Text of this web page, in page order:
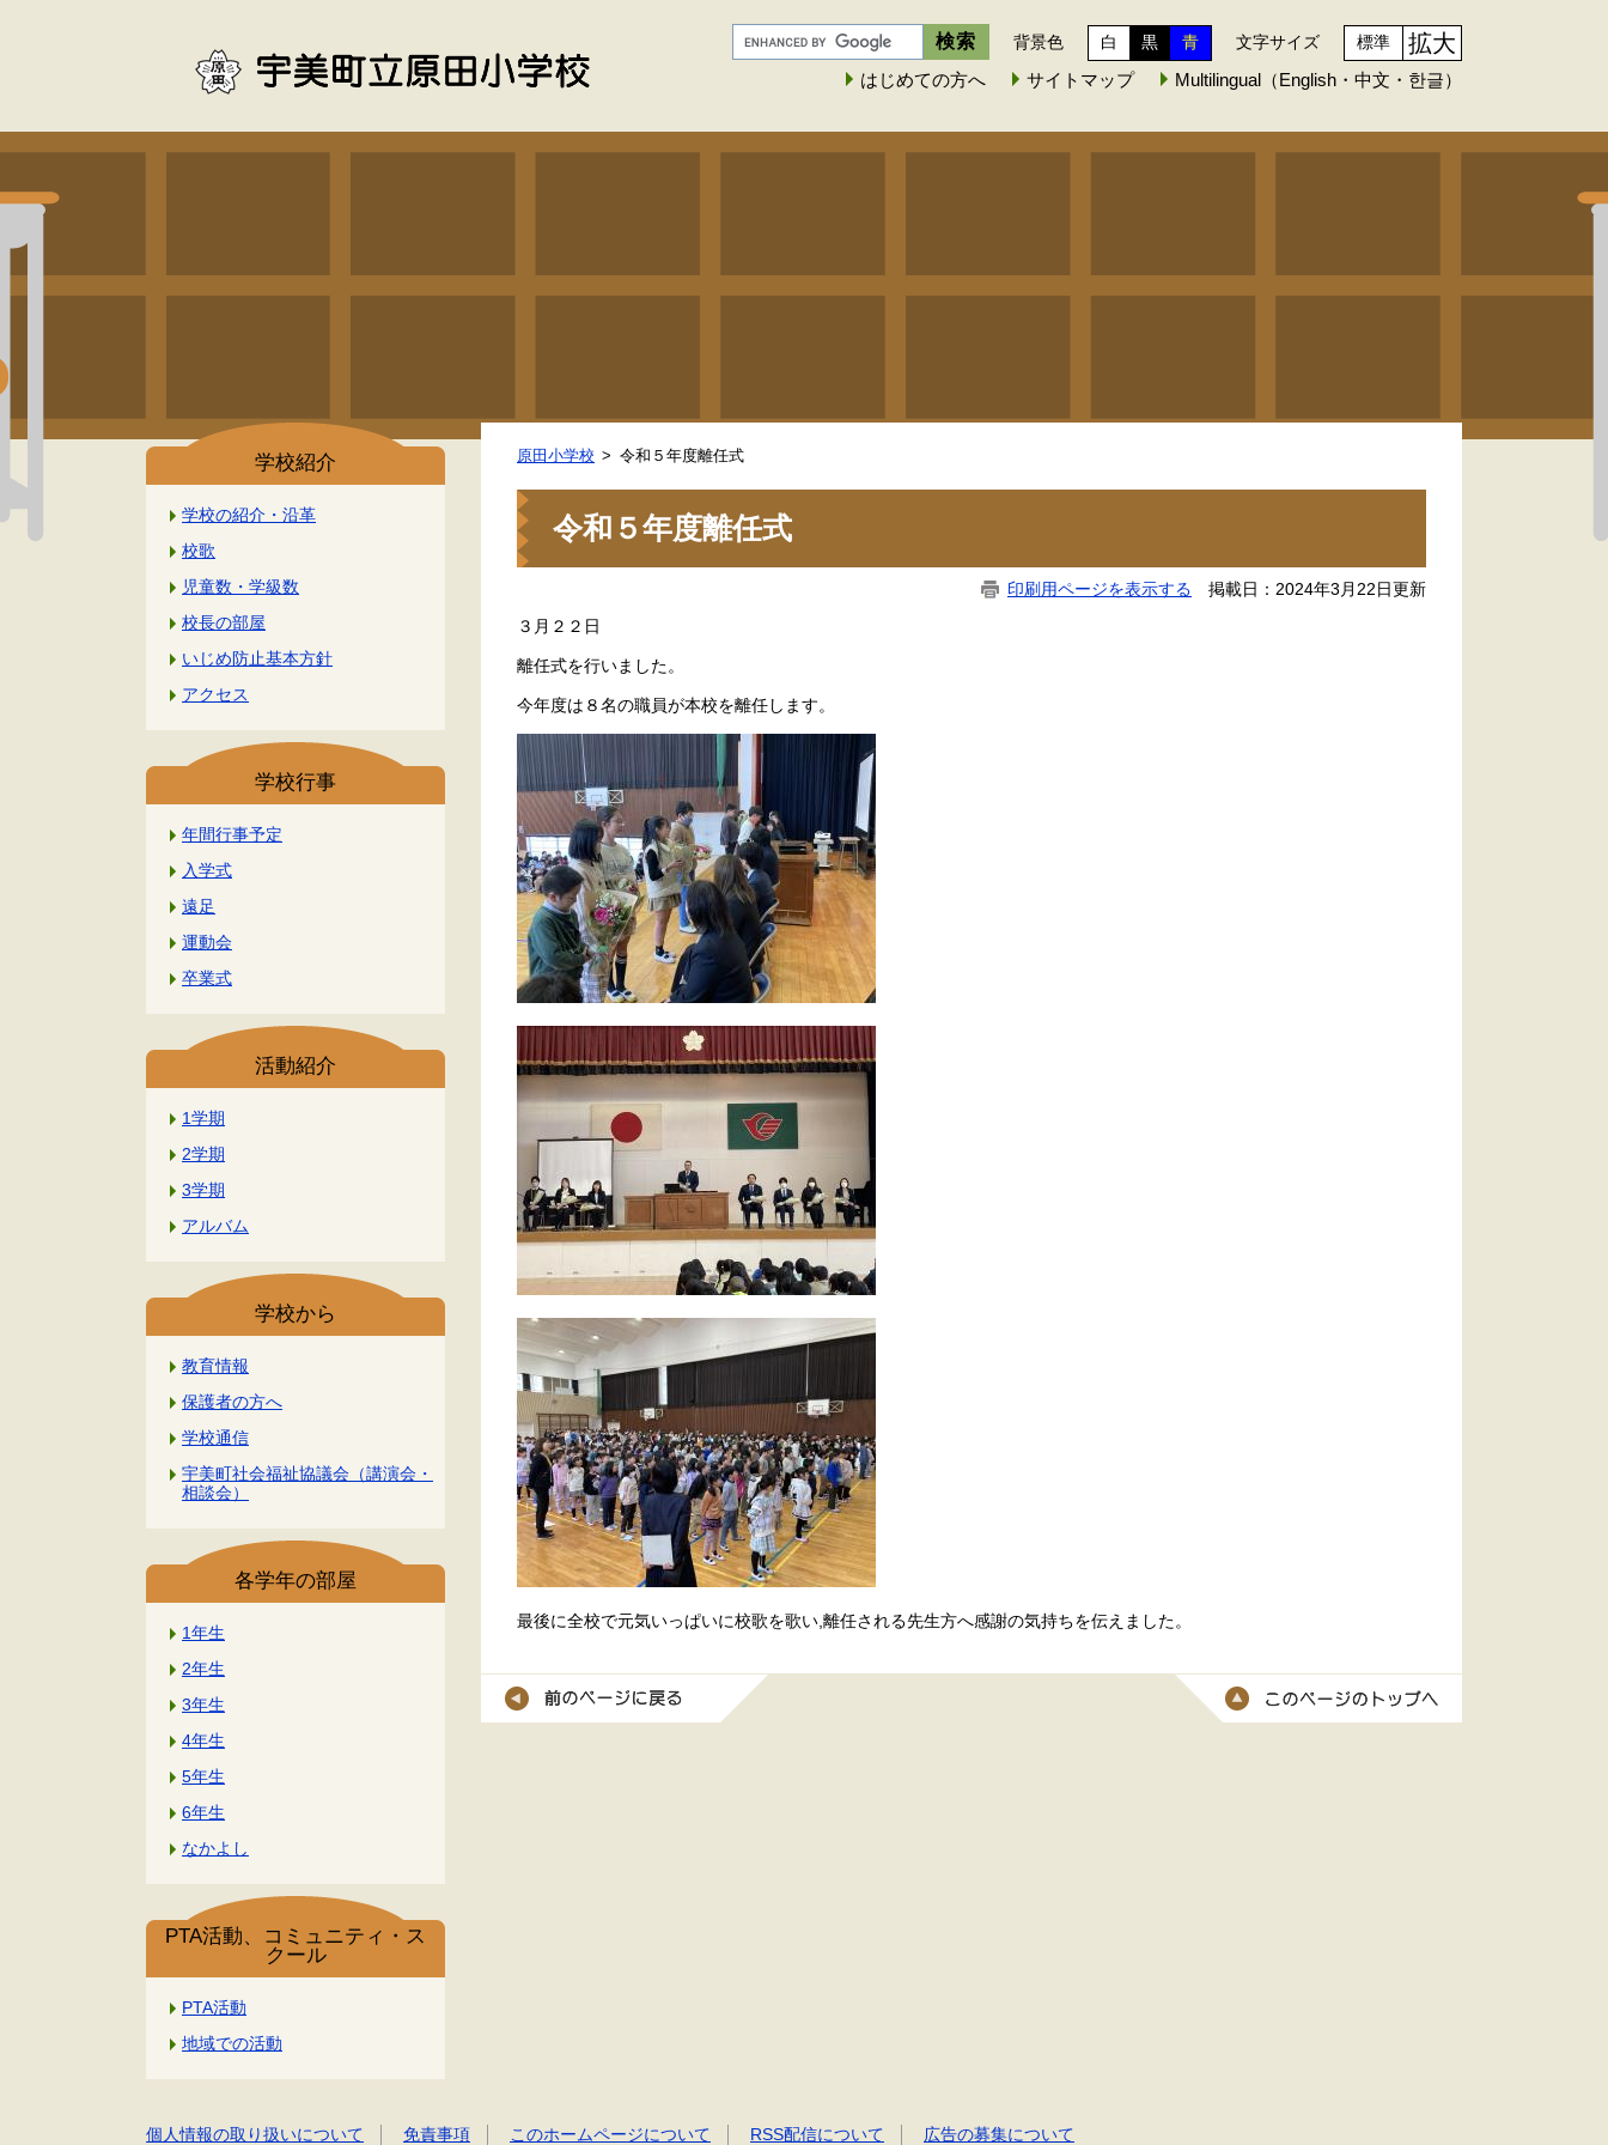
背景色 白 黒 青 文字サイズ 標準 拡大
はじめての方へ サイトマップ Multilingual（English・中文・한글）
学校紹介
学校の紹介・沿革
校歌
児童数・学級数
校長の部屋
いじめ防止基本方針
アクセス
学校行事
年間行事予定
入学式
遠足
運動会
卒業式
活動紹介
1学期
2学期
3学期
アルバム
学校から
教育情報
保護者の方へ
学校通信
宇美町社会福祉協議会（講演会・
相談会）
各学年の部屋
1年生
2年生
3年生
4年生
5年生
6年生
なかよし
PTA活動、コミュニティ・ス
クール
PTA活動
地域での活動
原田小学校 令和５年度離任式
令和５年度離任式
印刷用ページを表示する 掲載日：2024年3月22日更新
３月２２日
離任式を行いました。
今年度は８名の職員が本校を離任します。
最後に全校で元気いっぱいに校歌を歌い,離任される先生方へ感謝の気持ちを伝えました。
個人情報の取り扱いについて 免責事項 このホームページについて RSS配信について 広告の募集について